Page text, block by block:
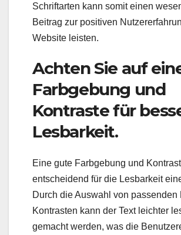
Schriftarten kann somit einen
Beitrag zur positiven
Website leisten.
Achten Sie auf
Farbgebung und
Kontraste für
Lesbarkeit.
Eine gute Farbgebung und
entscheidend für die Lesbarkeit
Durch die Auswahl von passenden
Kontrasten kann der Text leichter
gemacht werden, was die